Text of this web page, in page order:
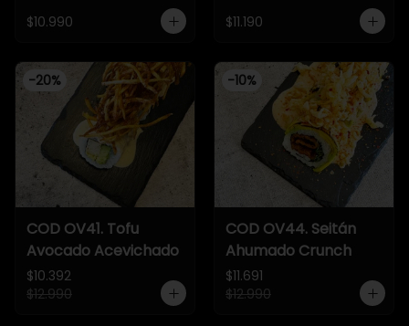
$10.990 $11.190
-20%
COD OV41. Tofu
Avocado Acevichado
$10.392
$12.990
-10%
COD OV44. Seitán
Ahumado Crunch
$11.691
$12.990